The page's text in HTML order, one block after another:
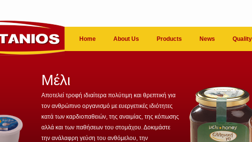
Home About Us Products News Quality
Μέλι
Αποτελεί τροφή ιδιαίτερα πολύτιμη και θρεπτική για
τον ανθρώπινο οργανισμό με ευεργετικές ιδιότητες
κατά των καρδιοπαθειών, της αναιμίας, της κόπωσης
αλλά και των παθήσεων του στομάχου. Δοκιμάστε
την ανάλαφρη γεύση του ανθόμελου, την